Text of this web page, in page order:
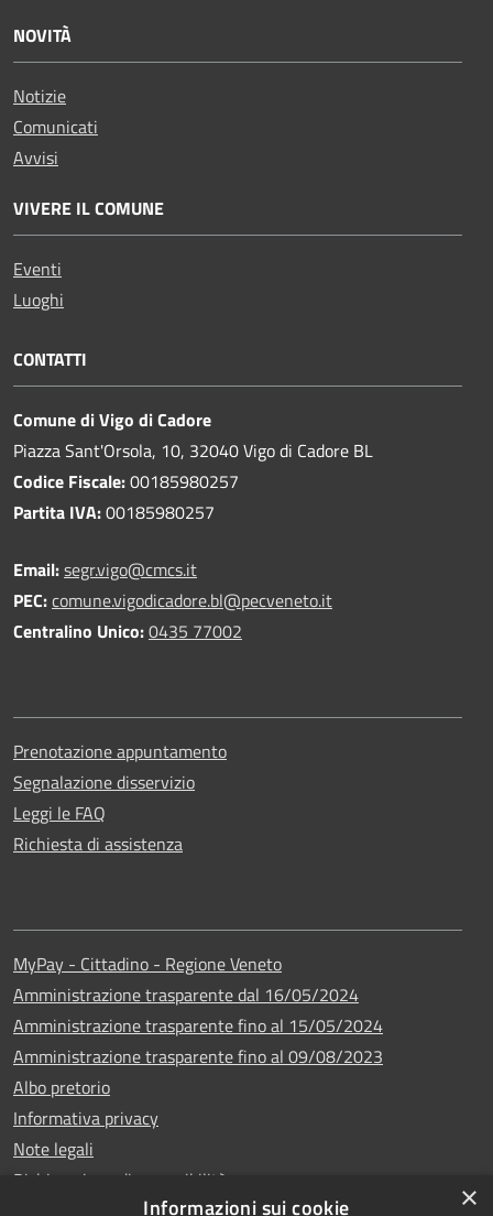
NOVITÀ
Notizie
Comunicati
Avvisi
VIVERE IL COMUNE
Eventi
Luoghi
CONTATTI
Comune di Vigo di Cadore
Piazza Sant'Orsola, 10, 32040 Vigo di Cadore BL
Codice Fiscale:00185980257
Partita IVA:00185980257
Email:segr.vigo@cmcs.it
PEC:comune.vigodicadore.bl@pecveneto.it
Centralino Unico:0435 77002
Prenotazione appuntamento
Segnalazione disservizio
Leggi le FAQ
Richiesta di assistenza
MyPay - Cittadino - Regione Veneto
Amministrazione trasparente dal 16/05/2024
Amministrazione trasparente fino al 15/05/2024
Amministrazione trasparente fino al 09/08/2023
Albo pretorio
Informativa privacy
Note legali
Dichiarazione di accessibilità
×
Informazioni sui cookie